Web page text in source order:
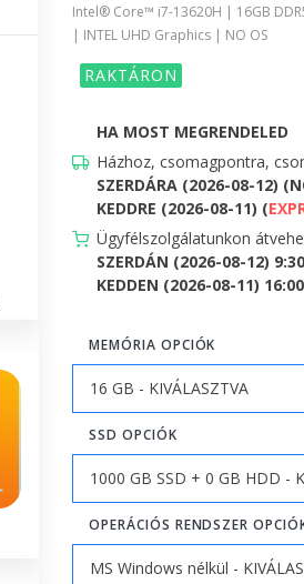
Intel® Core™ i7-13620H | 16GB
| INTEL UHD Graphics | NO OS
RAKTÁRON
HA MOST MEGRENDELED
Házhoz, csomagpontra,
SZERDÁRA (2026-08-12)
KEDDRE (2026-08-11) (
Ügyfélszolgálatunkon
SZERDÁN (2026-08-12)
KEDDEN (2026-08-11)
MEMÓRIA OPCIÓK
SSD OPCIÓK
OPERÁCIÓS RENDSZER